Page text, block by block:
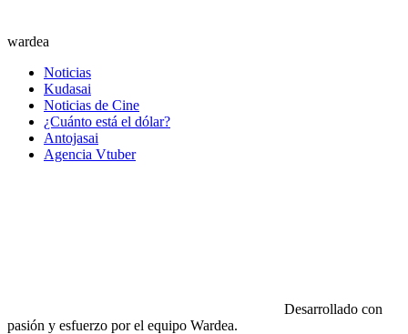
wardea
Noticias
Kudasai
Noticias de Cine
¿Cuánto está el dólar?
Antojasai
Agencia Vtuber
Desarrollado con
pasión y esfuerzo por el equipo Wardea.